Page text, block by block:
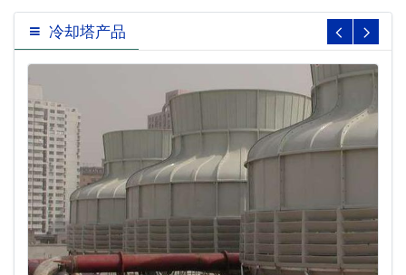
冷却塔产品